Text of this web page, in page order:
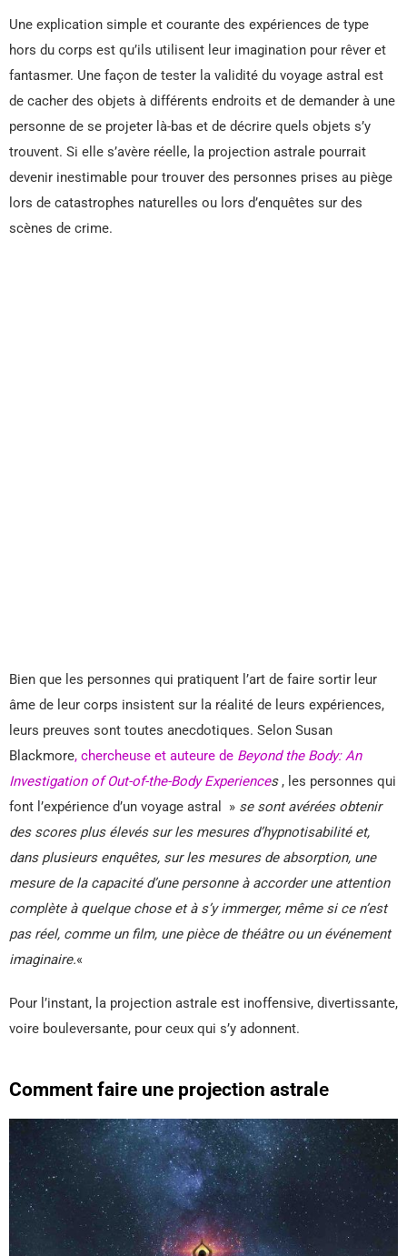
Une explication simple et courante des expériences de type
hors du corps est qu’ils utilisent leur imagination pour rêver et
fantasmer. Une façon de tester la validité du voyage astral est
de cacher des objets à différents endroits et de demander à une
personne de se projeter là-bas et de décrire quels objets s’y
trouvent. Si elle s’avère réelle, la projection astrale pourrait
devenir inestimable pour trouver des personnes prises au piège
lors de catastrophes naturelles ou lors d’enquêtes sur des
scènes de crime.
Bien que les personnes qui pratiquent l’art de faire sortir leur
âme de leur corps insistent sur la réalité de leurs expériences,
leurs preuves sont toutes anecdotiques. Selon Susan
Blackmore, chercheuse et auteure de Beyond the Body: An
Investigation of Out-of-the-Body Experiences, les personnes qui
font l’expérience d’un voyage astral » se sont avérées obtenir
des scores plus élevés sur les mesures d’hypnotisabilité et,
dans plusieurs enquêtes, sur les mesures de absorption, une
mesure de la capacité d’une personne à accorder une attention
complète à quelque chose et à s’y immerger, même si ce n’est
pas réel, comme un film, une pièce de théâtre ou un événement
imaginaire.«
Pour l’instant, la projection astrale est inoffensive, divertissante,
voire bouleversante, pour ceux qui s’y adonnent.
Comment faire une projection astral e